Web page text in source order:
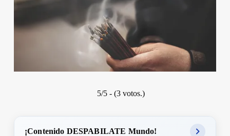
5/5 - (3 votos.)
¡Contenido DESPABILATE Mundo!